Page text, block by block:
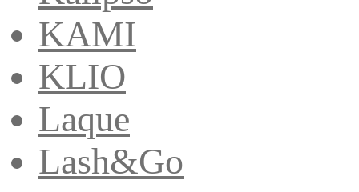
KAMI
KLIO
Laque
Lash&Go